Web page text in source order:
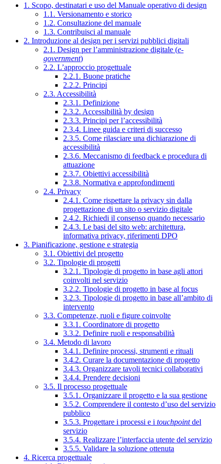
1. Scopo, destinatari e uso del Manuale operativo di design
1.1. Versionamento e storico
1.2. Consultazione del manuale
1.3. Contribuisci al manuale
2. Introduzione al design per i servizi pubblici digitali
2.1. Design per l’amministrazione digitale (e-
government)
2.2. L’approccio progettuale
2.2.1. Buone pratiche
2.2.2. Principi
2.3. Accessibilità
2.3.1. Definizione
2.3.2. Accessibilità by design
2.3.3. Principi per l’accessibilità
2.3.4. Linee guida e criteri di successo
2.3.5. Come rilasciare una dichiarazione di
accessibilità
2.3.6. Meccanismo di feedback e procedura di
attuazione
2.3.7. Obiettivi accessibilità
2.3.8. Normativa e approfondimenti
2.4. Privacy
2.4.1. Come rispettare la privacy sin dalla
progettazione di un sito o servizio digitale
2.4.2. Richiedi il consenso quando necessario
2.4.3. Le basi del sito web: architettura,
informativa privacy, riferimenti DPO
3. Pianificazione, gestione e strategia
3.1. Obiettivi del progetto
3.2. Tipologie di progetti
3.2.1. Tipologie di progetto in base agli attori
coinvolti nel servizio
3.2.2. Tipologie di progetto in base al focus
3.2.3. Tipologie di progetto in base all’ambito di
intervento
3.3. Competenze, ruoli e figure coinvolte
3.3.1. Coordinatore di progetto
3.3.2. Definire ruoli e responsabilità
3.4. Metodo di lavoro
3.4.1. Definire processi, strumenti e rituali
3.4.2. Curare la documentazione di progetto
3.4.3. Organizzare tavoli tecnici collaborativi
3.4.4. Prendere decisioni
3.5. Il processo progettuale
3.5.1. Organizzare il progetto e la sua gestione
3.5.2. Comprendere il contesto d’uso del servizio
pubblico
3.5.3. Progettare i processi e i touchpointdel
servizio
3.5.4. Realizzare l’interfaccia utente del servizio
3.5.5. Validare la soluzione ottenuta
4. Ricerca progettuale